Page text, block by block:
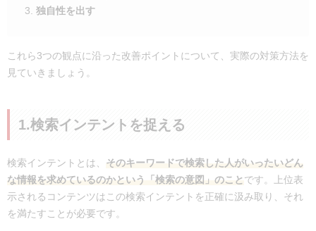
独自性を出す
これら3つの観点に沿った改善ポイントについて、実際の対策方法を
見ていきましょう。
1.検索インテントを捉える
検索インテントとは、 そのキーワードで検索した人がいったいどん
な情報を求めているのかという「検索の意図」のことです。上位表
示されるコンテンツはこの検索インテントを正確に汲み取り、それ
を満たすことが必要です。